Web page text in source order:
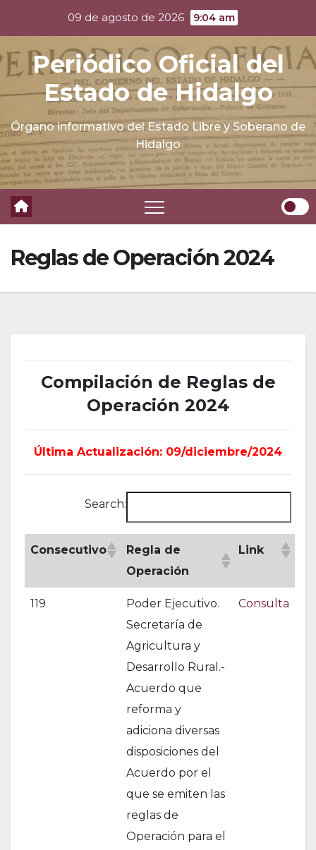
content
09 de agosto de 2026 9:04 am
Periódico Oficial del
Estado de Hidalgo
Órgano informativo del Estado Libre y Soberano de
Hidalgo
Reglas de Operación 2024
Compilación de Reglas de
Operación 2024
Última Actualización: 09/diciembre/2024
Search:
Consecutivo
Regla de
Operación
Link
119
Poder Ejecutivo.
Secretaría de
Agricultura y
Desarrollo Rural.-
Acuerdo que
reforma y
adiciona diversas
disposiciones del
Acuerdo por el
que se emiten las
reglas de
Operación para el
Consulta